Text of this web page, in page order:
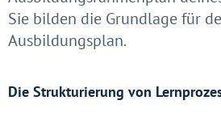
Sie bilden die Grundlage für
Ausbildungsplan.
Die Strukturierung von